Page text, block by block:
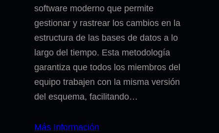
software moderno que permite
gestionar y rastrear los cambios en la
estructura de las bases de datos a lo
largo del tiempo. Esta metodología
garantiza que todos los miembros del
equipo trabajen con la misma versión
del esquema, facilitando…
Más Información